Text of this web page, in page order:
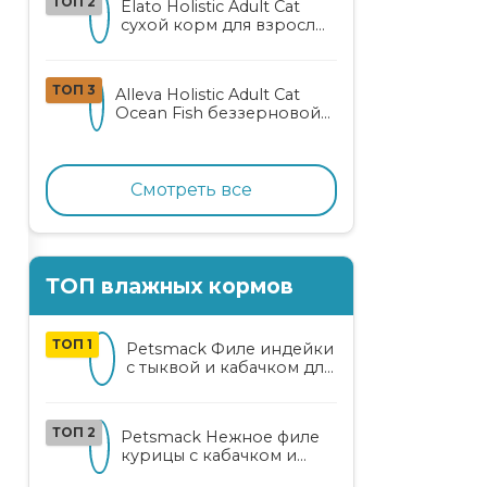
Elato Holistic Adult Cat
сухой корм для взрослых
ТОП 3
Alleva Holistic Adult Cat
Ocean Fish беззерновой
рыбой, коноплей и алоэ
вера
Смотреть все
ТОП влажных кормов
ТОП 1
Petsmack Филе индейки
с тыквой и кабачком для
ТОП 2
Petsmack Нежное филе
курицы с кабачком и